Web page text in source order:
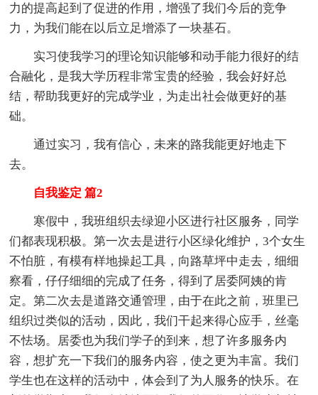
力的提高起到了促进的作用，增强了我们今后的竞争
力，为我们能在以后立足增添了一块基石。
实习使我学习的理论知识能够和动手能力很好的结
合融化，是我大学历程非常宝贵的经验，我会好好总
结，帮助我更好的完成学业，为走出社会做更好的基
础。
通过实习，我有信心，未来的路我能更好地走下
去。
自我鉴定 篇2
寒假中，我班组织去绿迎小区进行社区服务，同学
们都表现积极。第一次去是进行小区绿化维护，3个女生
不怕脏，有模有样地操起工具，向路草坪中走去，细细
察看，仔仔细细的完成了任务，得到了居委阿姨的肯
定。第二次去是道路交通管理，由于在此之前，班里已
组织过类似的活动，因此，我们干起来得心应手，丝毫
不怯场。居委也为我们学子的到来，想了许多服务内
容，想扩充一下我们的服务内容，使之更为丰富。我们
学生也在这样的活动中，体会到了为人服务的快乐。在